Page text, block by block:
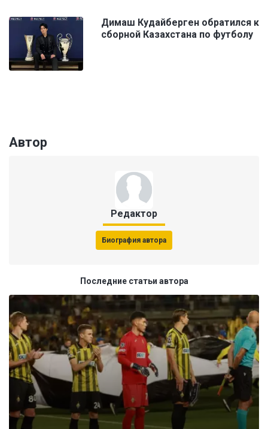
Димаш Кудайберген обратился к
сборной Казахстана по футболу
Автор
Редактор
Биография автора
Последние статьи автора